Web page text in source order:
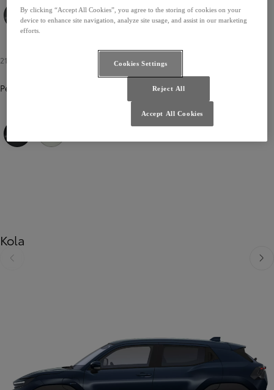
Zelenošedá
21 000 Kč
Perleťová
Kola
Předchozí Další
By clicking “Accept All Cookies”, you agree to the storing of cookies on your
device to enhance site navigation, analyze site usage, and assist in our marketing
efforts.
Cookies Settings
Reject All
Accept All Cookies